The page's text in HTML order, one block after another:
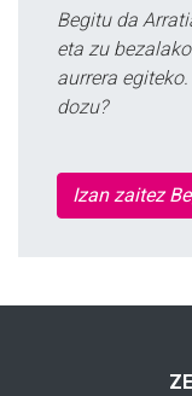
Begitu da
eta zu
aurrera
dozu?
Izan zaitez